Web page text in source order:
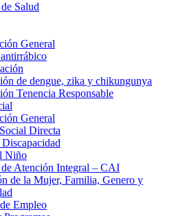
Salud
General
de dengue, zika y chikungunya
Tenencia Responsable
General
Directa
Niño
de Atención Integral – CAI
de la Mujer, Familia, Genero y
Empleo